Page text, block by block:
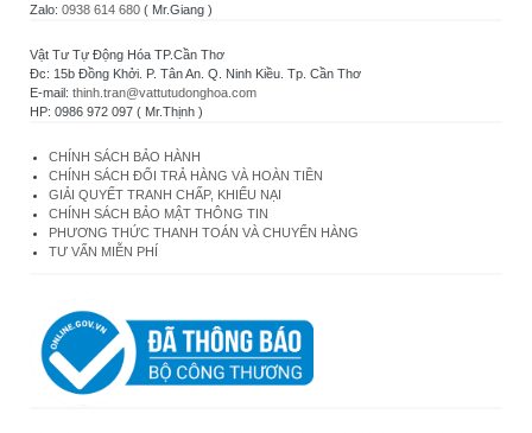
Zalo: 0938 614 680 ( Mr.Giang )
Vật Tư Tự Động Hóa TP.Cần Thơ
Đc: 15b Đồng Khởi. P. Tân An. Q. Ninh Kiều. Tp. Cần Thơ
E-mail: thinh.tran@vattutudonghoa.com
HP: 0986 972 097 ( Mr.Thịnh )
CHÍNH SÁCH BẢO HÀNH
CHÍNH SÁCH ĐỔI TRẢ HÀNG VÀ HOÀN TIỀN
GIẢI QUYẾT TRANH CHẤP, KHIẾU NẠI
CHÍNH SÁCH BẢO MẬT THÔNG TIN
PHƯƠNG THỨC THANH TOÁN VÀ CHUYỂN HÀNG
TƯ VẤN MIỄN PHÍ